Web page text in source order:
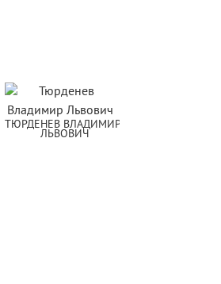
ТЮРДЕНЕВ ВЛАДИМИР
ЛЬВОВИЧ